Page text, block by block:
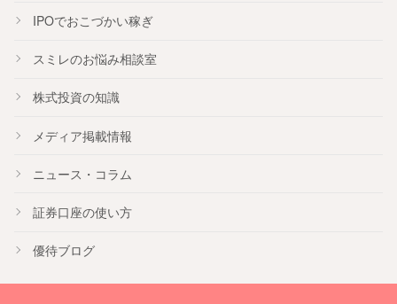
IPOでおこづかい稼ぎ
スミレのお悩み相談室
株式投資の知識
メディア掲載情報
ニュース・コラム
証券口座の使い方
優待ブログ